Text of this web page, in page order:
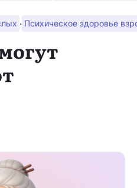
· Психическое здоровье